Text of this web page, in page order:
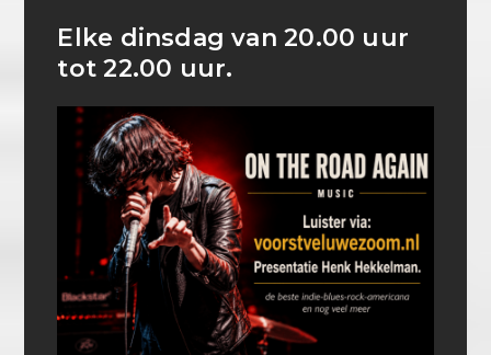
Elke dinsdag van 20.00 uur
tot 22.00 uur.